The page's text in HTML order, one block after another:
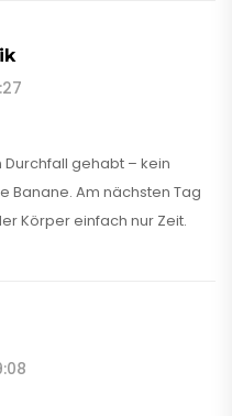
gehabt – kein
Banane. Am nächsten Tag
Körper einfach nur Zeit.